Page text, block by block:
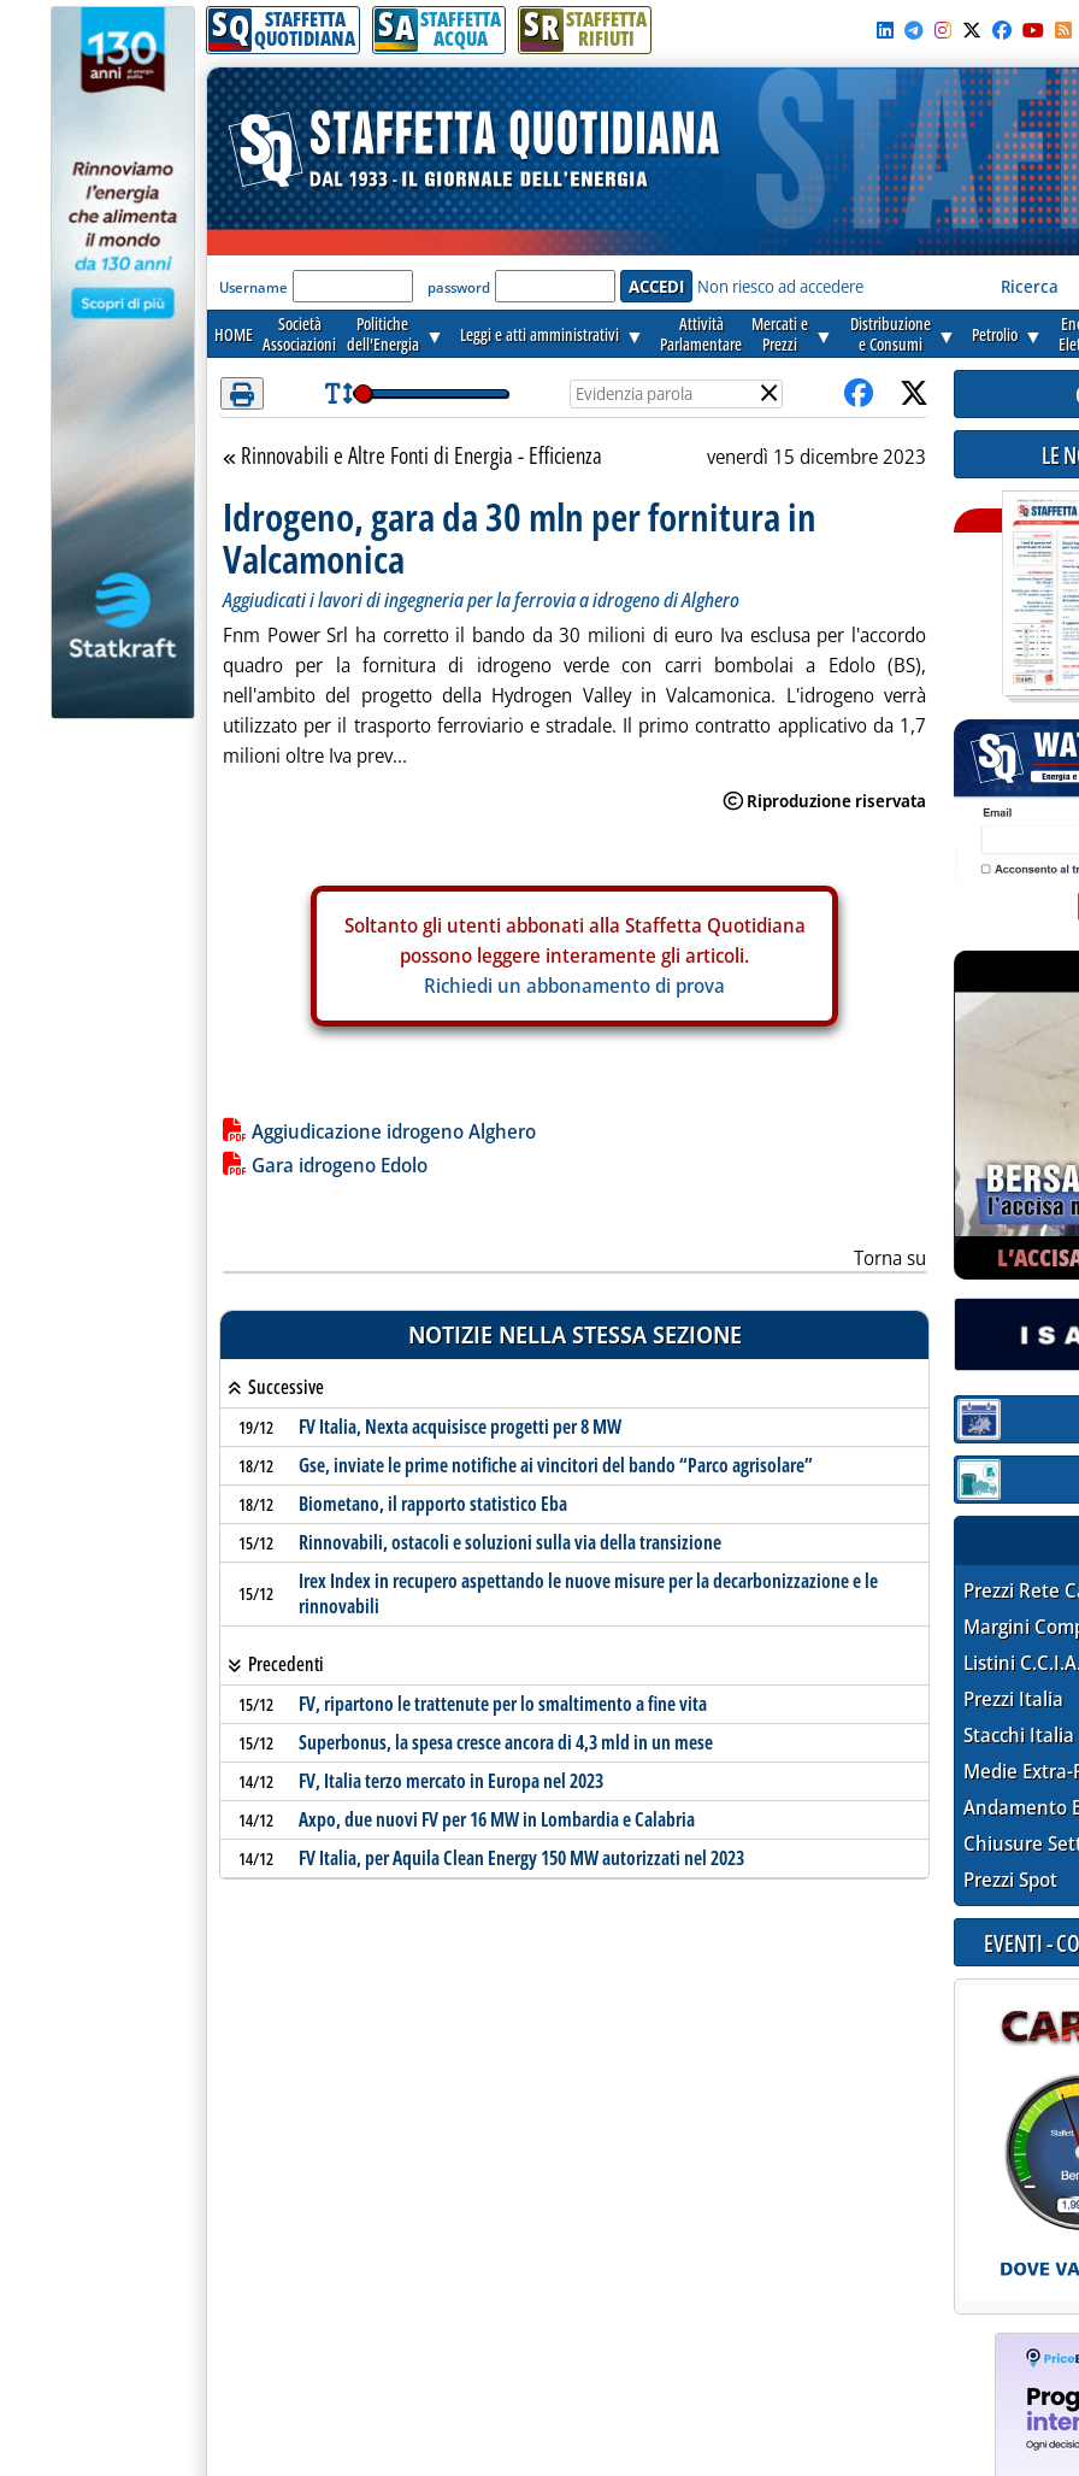
Attenzione! Esegui l'accesso per lèggere interamente la notizia.
SQ STAFFETTA
QUOTIDIANA SA STAFFETTA
ACQUA SR STAFFETTA
RIFIUTI
'Modulo Login per accedere'
Username password Non riesco ad accedere Ricerca
HOME
Società
Associazioni
Politiche
dell'Energia ▼ Leggi e atti amministrativi ▼
Attività
Parlamentare
Mercati e
Prezzi
▼
Distribuzione
e Consumi
▼ Petrolio ▼
×
Torna alla sezione
Rinnovabili e Altre Fonti di Energia - Efficienza venerdì 15 dicembre 2023
Idrogeno, gara da 30 mln per fornitura in
Valcamonica
Aggiudicati i lavori di ingegneria per la ferrovia a idrogeno di Alghero
Fnm Power Srl ha corretto il bando da 30 milioni di euro Iva esclusa per l'accordo
quadro per la fornitura di idrogeno verde con carri bombolai a Edolo (BS),
nell'ambito del progetto della Hydrogen Valley in Valcamonica. L'idrogeno verrà
utilizzato per il trasporto ferroviario e stradale. Il primo contratto applicativo da 1,7
milioni oltre Iva prev...
Soltanto gli utenti abbonati alla Staffetta Quotidiana
possono leggere interamente gli articoli.
Richiedi un abbonamento di prova
Lista allegati PDF alla notizia
Aggiudicazione idrogeno Alghero
Gara idrogeno Edolo
Torna su
NOTIZIE NELLA STESSA SEZIONE
Successive
19/12 FV Italia, Nexta acquisisce progetti per 8 MW
18/12 Gse, inviate le prime notifiche ai vincitori del bando “Parco agrisolare”
18/12 Biometano, il rapporto statistico Eba
15/12 Rinnovabili, ostacoli e soluzioni sulla via della transizione
15/12
Irex Index in recupero aspettando le nuove misure per la decarbonizzazione e le
rinnovabili
Precedenti
15/12 FV, ripartono le trattenute per lo smaltimento a fine vita
15/12 Superbonus, la spesa cresce ancora di 4,3 mld in un mese
14/12 FV, Italia terzo mercato in Europa nel 2023
14/12 Axpo, due nuovi FV per 16 MW in Lombardia e Calabria
14/12 FV Italia, per Aquila Clean Energy 150 MW autorizzati nel 2023
LE
Sezione:
Sezione:
Prezzi Rete
Margini
Listini
Prezzi Italia
Stacchi Italia
Medie Extra-
Andamento
Chiusure
Prezzi Spot
EVENTI -